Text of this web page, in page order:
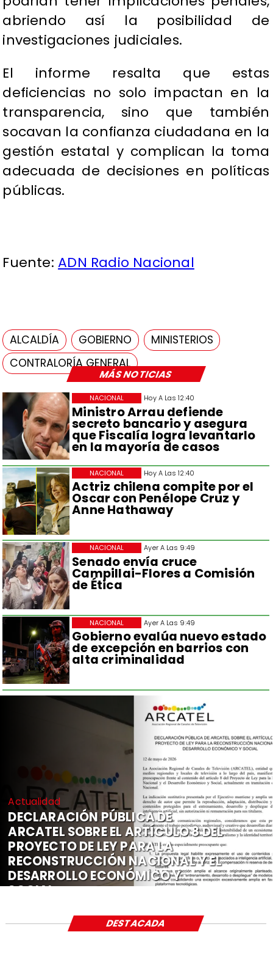
MÁS NOTICIAS
Hoy A Las 12:40
Ministro Arrau defiende
secreto bancario y asegura
que Fiscalía logra levantarlo
en la mayoría de casos
NACIONAL
Hoy A Las 12:40
Actriz chilena compite por el
Oscar con Penélope Cruz y
Anne Hathaway
NACIONAL
Ayer A Las 9:49
Senado envía cruce
Campillai-Flores a Comisión
de Ética
NACIONAL
Ayer A Las 9:49
Gobierno evalúa nuevo estado
de excepción en barrios con
alta criminalidad
NACIONAL
abriendo así la posibilidad de
investigaciones judiciales.
El informe resalta que estas
deficiencias no solo impactan en la
transparencia, sino que también
socavan la confianza ciudadana en la
gestión estatal y complican la toma
adecuada de decisiones en políticas
públicas.
Fuente:ADN Radio Nacional
ALCALDÍA GOBIERNO
MINISTERIOS
CONTRALORÍA GENERAL
Actualidad
DECLARACIÓN PÚBLICA DE
ARCATEL SOBRE EL ARTÍCULO 8 DEL
PROYECTO DE LEY PARA LA
RECONSTRUCCIÓN NACIONAL Y EL
DESARROLLO ECONÓMICO Y
SOCIAL
DESTACADA